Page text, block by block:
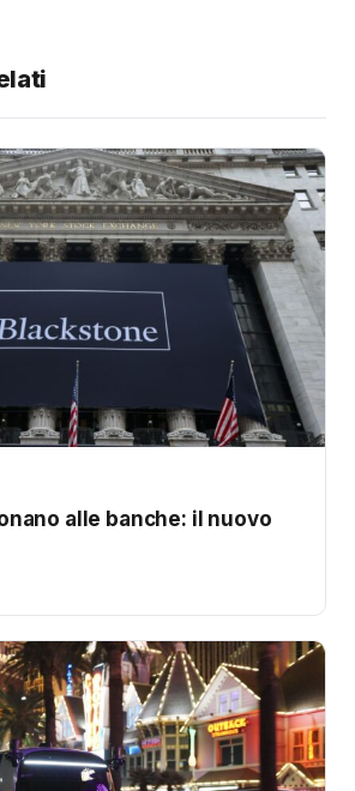
alle banche: il nuovo